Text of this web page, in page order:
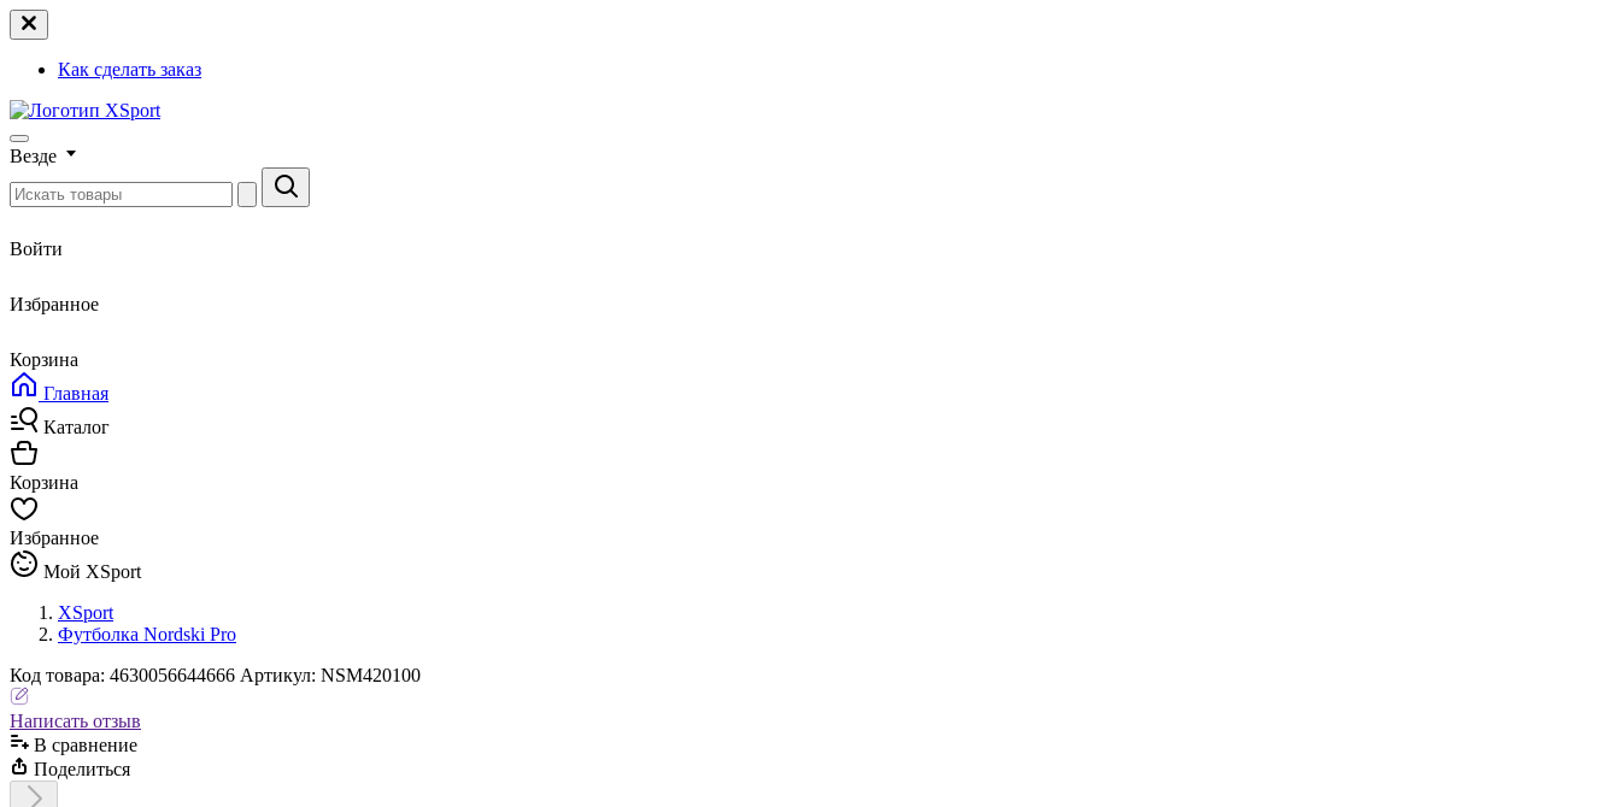
Как сделать заказ
Везде
Войти
Избранное
Корзина
Главная
Каталог
Корзина
Избранное
Мой XSport
XSport
Футболка Nordski Pro
Код товара: 4630056644666 Артикул: NSM420100
Написать отзыв
В сравнениe
Поделиться